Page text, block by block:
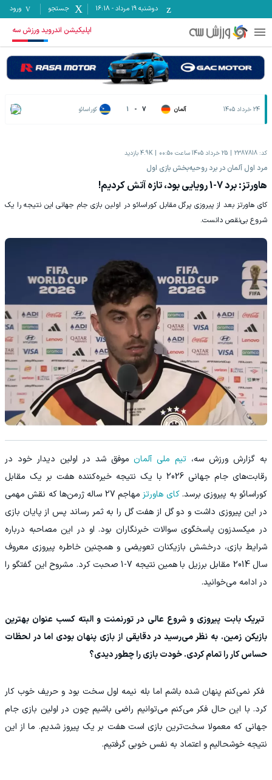
دوشنبه ۱۹ مرداد -
16:18 جستجو ورود
اپلیکیشن اندروید ورزش سه
24 خرداد 1405 آلمان 7
-
1 کوراسائو
کد: 2387818 25 خرداد 1405 ساعت 00:50 4.9K بازدید
‫مرد اول آلمان در برد روحیه‌بخش بازی اول
‫هاورتز: برد 7-1 رویایی بود، تازه آتش کردیم!
‫کای هاورتز بعد از پیروزی پرگل مقابل کوراسائو در اولین بازی جام جهانی این نتیجه را یک
شروع بی‌نقص دانست.
‫به گزارش ورزش سه، تیم ملی آلمانموفق شد در اولین دیدار خود در
رقابت‌های جام جهانی 2026 با یک نتیجه خیره‌کننده هفت بر یک مقابل
کوراسائو به پیروزی برسد.کای هاورتز
مهاجم 27 ساله ژرمن‌ها که نقش مهمی
در این پیروزی داشت و دو گل از هفت گل را به ثمر رساند پس از پایان بازی
در میکسدزون پاسخگوی سوالات خبرنگاران بود. او در این مصاحبه درباره
شرایط بازی، درخشش بازیکنان تعویضی و همچنین خاطره پیروزی معروف
سال 2014 مقابل برزیل با همین نتیجه 7-1 صحبت کرد. مشروح این گفتگو را
در ادامه می‌خوانید.
‫ تبریک بابت پیروزی و شروع عالی در تورنمنت و البته کسب عنوان بهترین
بازیکن زمین. به نظر می‌رسید در دقایقی از بازی پنهان بودی اما در لحظات
حساس کار را تمام کردی. خودت بازی را چطور دیدی؟
‫ فکر نمی‌کنم پنهان شده باشم اما بله نیمه اول سخت بود و حریف خوب کار
کرد. با این حال فکر می‌کنم می‌توانیم راضی باشیم چون در اولین بازی جام
جهانی که معمولا سخت‌ترین بازی است هفت بر یک پیروز شدیم. ما از این
نتیجه خوشحالیم و اعتماد به نفس خوبی گرفتیم.